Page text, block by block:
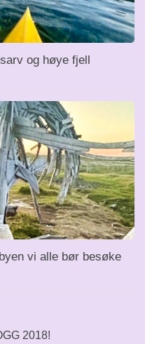
og høye fjell
vi alle bør besøke
2018!